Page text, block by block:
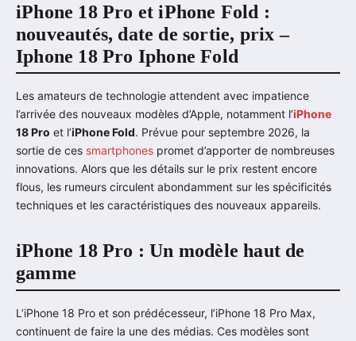
iPhone 18 Pro et iPhone Fold :
nouveautés, date de sortie, prix –
Iphone 18 Pro Iphone Fold
Les amateurs de technologie attendent avec impatience
l’arrivée des nouveaux modèles d’Apple, notamment l’iPhone
18 Pro et l’iPhone Fold. Prévue pour septembre 2026, la
sortie de ces smartphones promet d’apporter de nombreuses
innovations. Alors que les détails sur le prix restent encore
flous, les rumeurs circulent abondamment sur les spécificités
techniques et les caractéristiques des nouveaux appareils.
iPhone 18 Pro : Un modèle haut de
gamme
L’iPhone 18 Pro et son prédécesseur, l’iPhone 18 Pro Max,
continuent de faire la une des médias. Ces modèles sont